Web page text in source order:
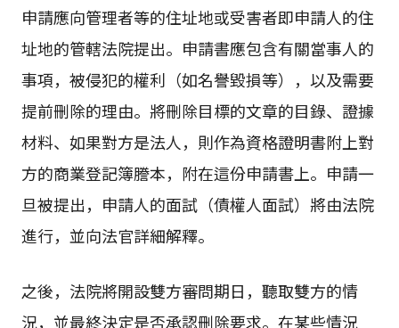
申請應向管理者等的住址地或受害者即申請人的住
址地的管轄法院提出。申請書應包含有關當事人的
事項，被侵犯的權利（如名譽毀損等），以及需要
提前刪除的理由。將刪除目標的文章的目錄、證據
材料、如果對方是法人，則作為資格證明書附上對
方的商業登記簿謄本，附在這份申請書上。申請一
旦被提出，申請人的面試（債權人面試）將由法院
進行，並向法官詳細解釋。
之後，法院將開設雙方審問期日，聽取雙方的情
況，並最終決定是否承認刪除要求。在某些情況